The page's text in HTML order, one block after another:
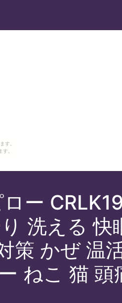
す。
。
ー
洗える 快
策 かぜ 温
ねこ 猫 頭